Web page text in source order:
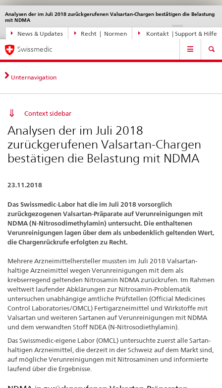
Direktnavigation
News,
Rechtsgrundlagen,
Kontakt
News & Updates Recht | Normen Kontakt | Support & Hilfe
Analysen der im Juli 2018 zurückgerufenen Valsartan-Chargen bestätigen die Belastung
mit NDMA
Sprachwahl
DE IT EN
Service
navigation
Hauptnavigation
Swissmedic
Unternavigation
Context sidebar
Analysen der im Juli 2018
zurückgerufenen Valsartan-Chargen
bestätigen die Belastung mit NDMA
23.11.2018
Das Swissmedic-Labor hat die im Juli 2018 vorsorglich
zurückgezogenen Valsartan-Präparate auf Verunreinigungen mit
NDMA (N-Nitrosodimethylamin) untersucht. Die enthaltenen
Verunreinigungen lagen über dem als unbedenklich geltenden Wert,
die Chargenrückrufe erfolgten zu Recht.
Mehrere Arzneimittelhersteller mussten im Juli 2018 Valsartan-
haltige Arzneimittel wegen Verunreinigungen mit dem als
krebserregend geltenden Nitrosamin NDMA zurückrufen. Im Rahmen
weltweit laufender Abklärungen zur Nitrosamin-Problematik
untersuchen unabhängige amtliche Prüfstellen (Official Medicines
Control Laboratories/OMCL) Fertigarzneimittel und Wirkstoffe mit
Valsartan und weiteren Sartanen auf Verunreinigungen mit NDMA
und dem verwandten Stoff NDEA (N-Nitrosodiethylamin).
Das Swissmedic-eigene Labor (OMCL) untersuchte zuerst alle Sartan-
haltigen Arzneimittel, die derzeit in der Schweiz auf dem Markt sind,
auf mögliche Verunreinigungen mit Nitrosaminen und informierte
laufend über die Ergebnisse.